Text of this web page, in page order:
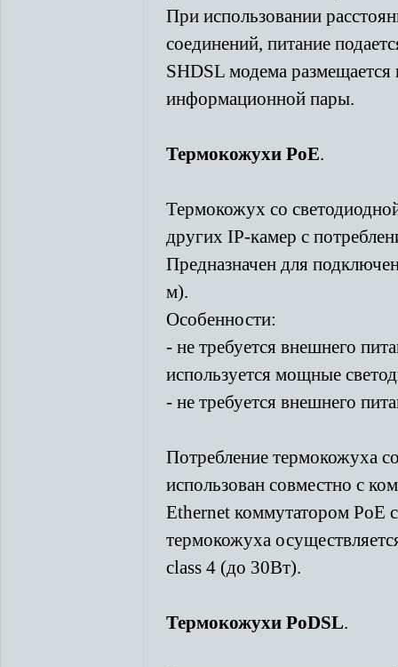
При использовании
соединений, питание
SHDSL модема
информационной пары.
Термокожухи PoE.
Термокожух со
других IP-камер с
Предназначен для
м).
Особенности:
- не требуется внешнего
используется мощные
- не требуется внешнего
Потребление термокожуха
использован совместно с
Ethernet коммутатором PoE
термокожуха
class 4 (до 30Вт).
Термокожухи PoDSL.